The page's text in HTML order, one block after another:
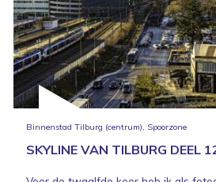
Binnenstad Tilburg (centrum), Spoorzone
SKYLINE VAN TILBURG DEEL